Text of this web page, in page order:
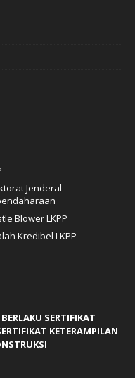
Jenderal
Blower LKPP
Kredibel LKPP
SERTIFIKAT
KETERAMPILAN